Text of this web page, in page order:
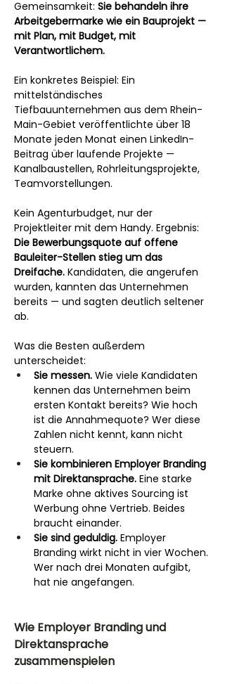
Gemeinsamkeit: Sie behandeln ihre
Arbeitgebermarke wie ein Bauprojekt —
mit Plan, mit Budget, mit
Verantwortlichem.
Ein konkretes Beispiel: Ein
mittelständisches
Tiefbauunternehmen aus dem Rhein-
Main-Gebiet veröffentlichte über 18
Monate jeden Monat einen LinkedIn-
Beitrag über laufende Projekte —
Kanalbaustellen, Rohrleitungsprojekte,
Teamvorstellungen.
Kein Agenturbudget, nur der
Projektleiter mit dem Handy. Ergebnis:
Die Bewerbungsquote auf offene
Bauleiter-Stellen stieg um das
Dreifache. Kandidaten, die angerufen
wurden, kannten das Unternehmen
bereits — und sagten deutlich seltener
ab.
Was die Besten außerdem
unterscheidet:
Sie messen. Wie viele Kandidaten
kennen das Unternehmen beim
ersten Kontakt bereits? Wie hoch
ist die Annahmequote? Wer diese
Zahlen nicht kennt, kann nicht
steuern.
Sie kombinieren Employer Branding
mit Direktansprache. Eine starke
Marke ohne aktives Sourcing ist
Werbung ohne Vertrieb. Beides
braucht einander.
Sie sind geduldig. Employer
Branding wirkt nicht in vier Wochen.
Wer nach drei Monaten aufgibt,
hat nie angefangen.
Wie Employer Branding und
Direktansprache
zusammenspielen